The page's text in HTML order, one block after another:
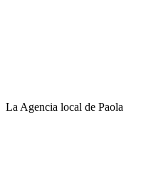
La Agencia local de Paola